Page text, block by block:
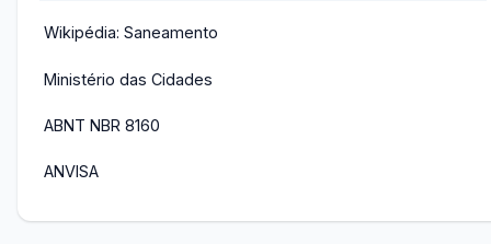
Wikipédia: Saneamento
Ministério das Cidades
ABNT NBR 8160
ANVISA